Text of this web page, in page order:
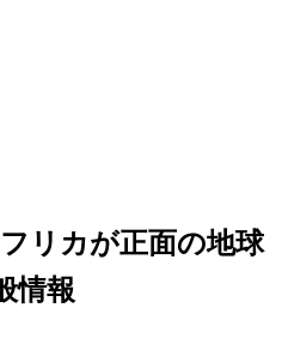
リカが正面の地球
情報